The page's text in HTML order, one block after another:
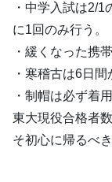
・中学入試は2/
に1回のみ行う。
・緩くなった携
・寒稽古は6日
・制帽は必ず着
東大現役合格者
そ初心に帰るべ